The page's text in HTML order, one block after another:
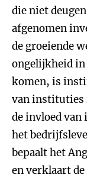
die niet
afgenomen
de groeiende
ongelijkheid in
komen, is
van instituties
de invloed
het
bepaalt het
en verklaart